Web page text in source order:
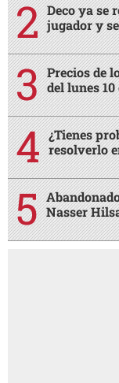
Deco ya se
jugador y
Precios de
del lunes 10
¿Tienes
resolverlo
Nasser